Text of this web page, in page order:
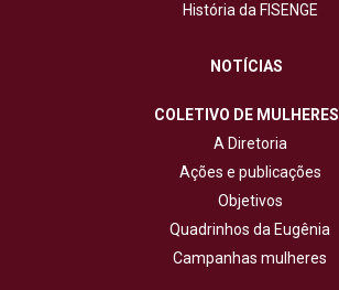
História da FISENGE
NOTÍCIAS
COLETIVO DE MULHERES
A Diretoria
Ações e publicações
Objetivos
Quadrinhos da Eugênia
Campanhas mulheres